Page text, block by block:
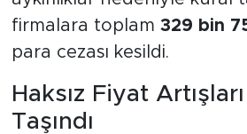
firmalara toplam 329 bin
para cezası kesildi.
Haksız Fiyat
Taşındı